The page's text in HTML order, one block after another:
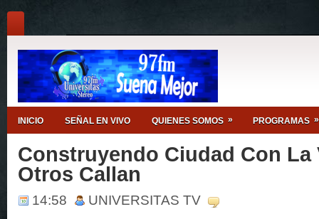
INICIO SEÑAL EN VIVO QUIENES SOMOS » PROGRAMAS »
Construyendo Ciudad Con La
Otros Callan
14:58
UNIVERSITAS TV